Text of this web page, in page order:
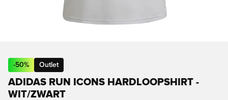
-50% Outlet
ADIDAS RUN ICONS HARDLOOPSHIRT -
WIT/ZWART